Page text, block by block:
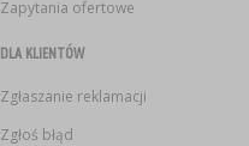
Zapytania ofertowe
DLA KLIENTÓW
Zgłaszanie reklamacji
Zgłoś błąd